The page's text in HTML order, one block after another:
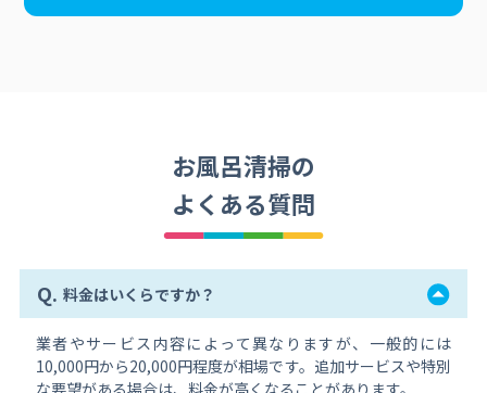
お風呂清掃の
よくある質問
Q. 料金はいくらですか？
業者やサービス内容によって異なりますが、一般的には
10,000円から20,000円程度が相場です。追加サービスや特別